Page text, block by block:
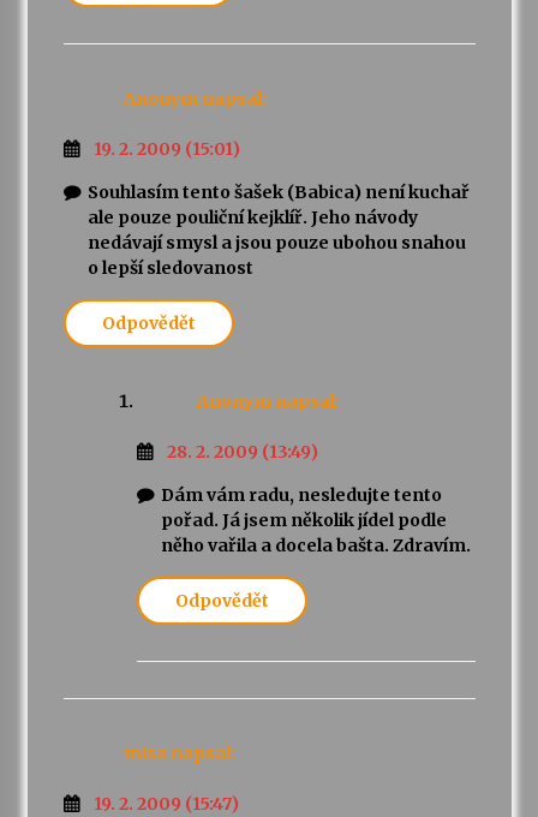
Anonym napsal:
19. 2. 2009 (15:01)
Souhlasím tento šašek (Babica) není kuchař
ale pouze pouliční kejklíř. Jeho návody
nedávají smysl a jsou pouze ubohou snahou
o lepší sledovanost
Odpovědět
Anonym napsal:
28. 2. 2009 (13:49)
Dám vám radu, nesledujte tento
pořad. Já jsem několik jídel podle
něho vařila a docela bašta. Zdravím.
Odpovědět
misa napsal:
19. 2. 2009 (15:47)